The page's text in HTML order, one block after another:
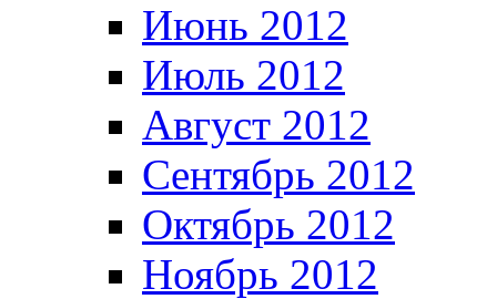
Июнь 2012
Июль 2012
Август 2012
Сентябрь 2012
Октябрь 2012
Ноябрь 2012